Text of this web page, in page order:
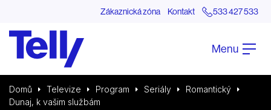
Zákaznická zóna Kontakt 533 427 533
Menu
Domů Televize Program Seriály
Romantický
Dunaj, k vašim službám